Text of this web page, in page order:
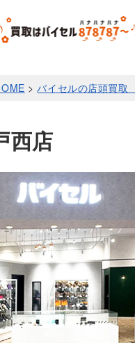
>バイセルの店頭買取
西店